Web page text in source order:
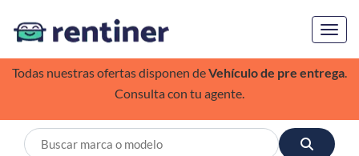
Todas nuestras ofertas disponen deVehículo de pre entrega.
Consulta con tu agente.